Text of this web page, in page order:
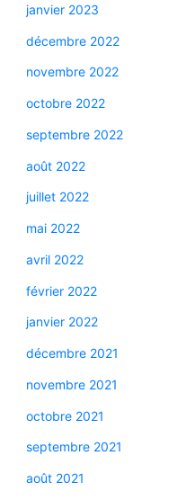
janvier 2023
décembre 2022
novembre 2022
octobre 2022
septembre 2022
août 2022
juillet 2022
mai 2022
avril 2022
février 2022
janvier 2022
décembre 2021
novembre 2021
octobre 2021
septembre 2021
août 2021